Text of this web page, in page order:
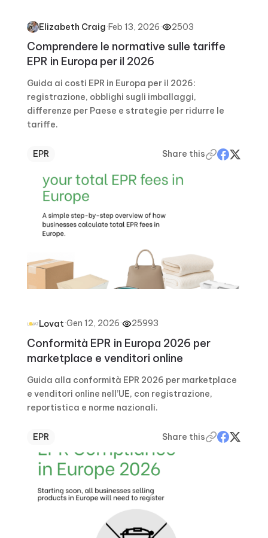
Elizabeth Craig·Feb 13, 2026· 2503
Comprendere le normative sulle tariffe
EPR in Europa per il 2026
Guida ai costi EPR in Europa per il 2026:
registrazione, obblighi sugli imballaggi,
differenze per Paese e strategie per ridurre le
tariffe.
EPR Share this
Lovat·Gen 12, 2026· 25993
Conformità EPR in Europa 2026 per
marketplace e venditori online
Guida alla conformità EPR 2026 per marketplace
e venditori online nell’UE, con registrazione,
reportistica e norme nazionali.
EPR Share this